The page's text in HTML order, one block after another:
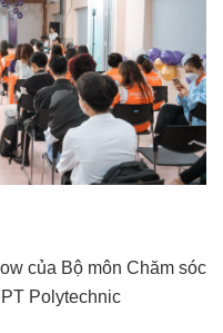
của Bộ môn Chăm sóc
Polytechnic